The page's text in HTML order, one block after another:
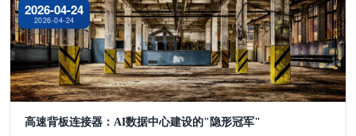
2026-04-24
2026-04-24
高速背板连接器：AI数据中心建设的"隐形冠军"